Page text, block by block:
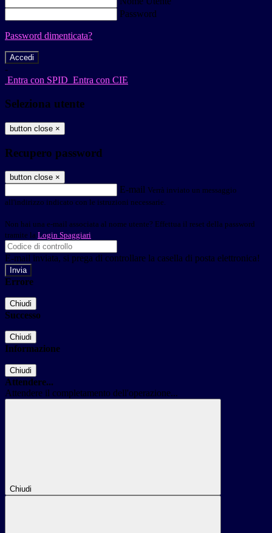
Password
Password dimenticata?
-
Entra con SPID Entra con CIE
Seleziona utente
button close ×
Recupero password
button close ×
E-mail Verrà inviato un messaggio
all'indirizzo indicato con le istruzioni necessarie.
Non hai una e-mail associata al nome utente? Effettua il reset della password
tramite la Login Spaggiari
E-mail inviata, si prega di controllare la casella di posta elettronica!
Errore
Chiudi
Successo
Chiudi
Informazione
Chiudi
Attendere...
Attendere il completamento dell'operazione...
Chiudi